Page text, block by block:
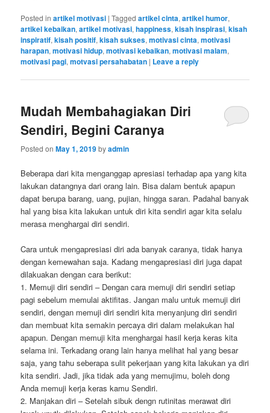
Posted in artikel motivasi |Tagged artikel cinta,artikel humor,
artikel kebaikan,artikel motivasi,happiness,kisah inspirasi,kisah
inspiratif,kisah positif,kisah sukses,motivasi cinta,motivasi
harapan,motivasi hidup,motivasi kebaikan,motivasi malam,
motivasi pagi,motvasi persahabatan | Leave a reply
Mudah Membahagiakan Diri
Sendiri, Begini Caranya
Posted onMay 1, 2019byadmin
Beberapa dari kita menganggap apresiasi terhadap apa yang kita
lakukan datangnya dari orang lain. Bisa dalam bentuk apapun
dapat berupa barang, uang, pujian, hingga saran. Padahal banyak
hal yang bisa kita lakukan untuk diri kita sendiri agar kita selalu
merasa menghargai diri sendiri.
Cara untuk mengapresiasi diri ada banyak caranya, tidak hanya
dengan kemewahan saja. Kadang mengapresiasi diri juga dapat
dilakuakan dengan cara berikut:
1. Memuji diri sendiri – Dengan cara memuji diri sendiri setiap
pagi sebelum memulai aktifitas. Jangan malu untuk memuji diri
sendiri, dengan memuji diri sendiri kita menyanjung diri sendiri
dan membuat kita semakin percaya diri dalam melakukan hal
apapun. Dengan memuji kita menghargai hasil kerja keras kita
selama ini. Terkadang orang lain hanya melihat hal yang besar
saja, yang tahu seberapa sulit pekerjaan yang kita lakukan ya diri
kita sendiri. Jadi, jika tidak ada yang memujimu, boleh dong
Anda memuji kerja keras kamu Sendiri.
2. Manjakan diri – Setelah sibuk dengn rutinitas merawat diri